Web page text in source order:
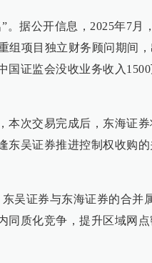
据公开信息，2025年7月
组项目独立财务顾问期间
国证监会没收业务收入
本次交易完成后，东海证
东吴证券推进控制权收购
吴证券与东海证券的合并
同质化竞争，提升区域网点